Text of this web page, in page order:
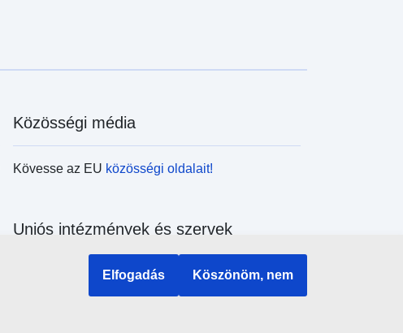
Közösségi média
Kövesse az EU közösségi oldalait!
Uniós intézmények és szervek
Keresés az uniós intézmények és szervek
Elfogadás Köszönöm, nem